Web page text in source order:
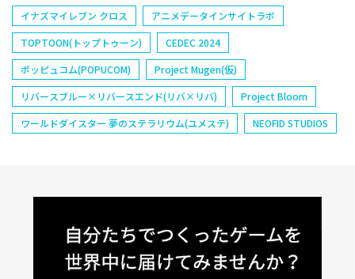
イナズマイレブン クロス
アニメデータインサイトラボ
TOPTOON(トップトゥーン)
CEDEC 2024
ポッピュコム(POPUCOM)
Project Mugen(仮)
リバースブルー×リバースエンド(リバ×リバ)
Project Bloom
ワールドダイスター 夢のステラリウム(ユメステ)
NEOFID STUDIOS